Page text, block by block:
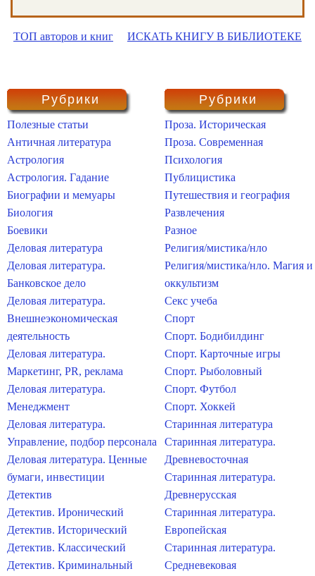
ТОП авторов и книг ИСКАТЬ КНИГУ В БИБЛИОТЕКЕ
Рубрики
Полезные статьи
Античная литература
Астрология
Астрология. Гадание
Биографии и мемуары
Биология
Боевики
Деловая литература
Деловая литература.
Банковское дело
Деловая литература.
Внешнеэкономическая
деятельность
Деловая литература.
Маркетинг, PR, реклама
Деловая литература.
Менеджмент
Деловая литература.
Управление, подбор персонала
Деловая литература. Ценные
бумаги, инвестиции
Детектив
Детектив. Иронический
Детектив. Исторический
Детектив. Классический
Детектив. Криминальный
Рубрики
Проза. Историческая
Проза. Современная
Психология
Публицистика
Путешествия и география
Развлечения
Разное
Религия/мистика/нло
Религия/мистика/нло. Магия и
оккультизм
Секс учеба
Спорт
Спорт. Бодибилдинг
Спорт. Карточные игры
Спорт. Рыболовный
Спорт. Футбол
Спорт. Хоккей
Старинная литература
Старинная литература.
Древневосточная
Старинная литература.
Древнерусская
Старинная литература.
Европейская
Старинная литература.
Средневековая